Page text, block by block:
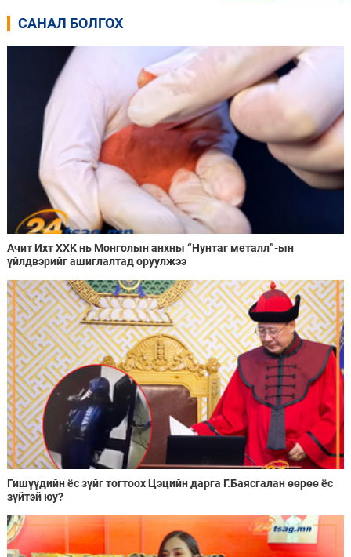
САНАЛ БОЛГОХ
Ачит Ихт ХХК нь Монголын анхны “Нунтаг металл”-ын
үйлдвэрийг ашиглалтад оруулжээ
Гишүүдийн ёс зүйг тогтоох Цэцийн дарга Г.Баясгалан өөрөө ёс
зүйтэй юу?